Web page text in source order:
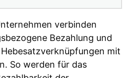
verbinden
Bezahlung und
mit
So werden für das